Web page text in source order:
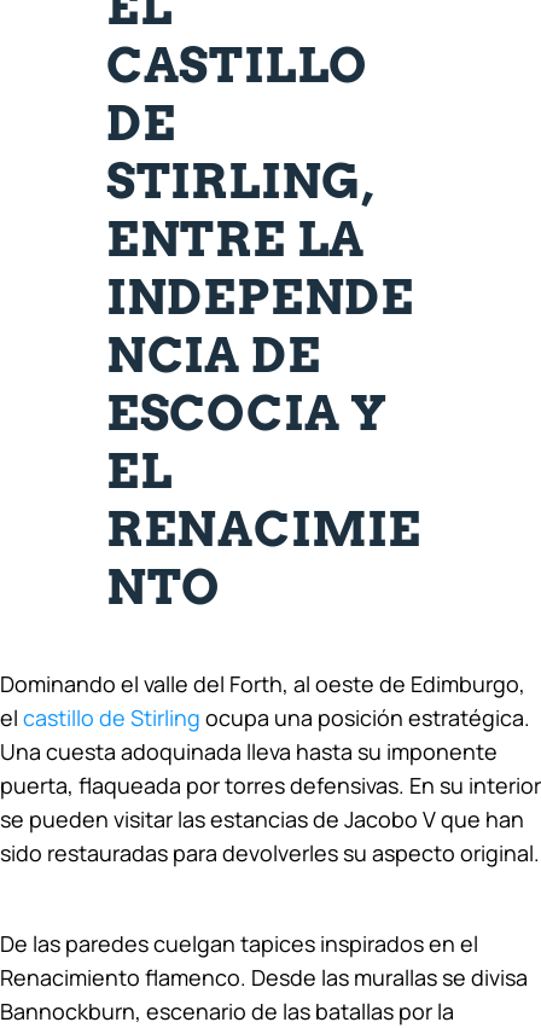
CASTILLO
DE
STIRLING,
ENTRE LA
INDEPENDE
NCIA DE
ESCOCIA Y
EL
RENACIMIE
NTO
Dominando el valle del Forth, al oeste de Edimburgo,
el castillo de Stirling ocupa una posición estratégica.
Una cuesta adoquinada lleva hasta su imponente
puerta, flaqueada por torres defensivas. En su interior
se pueden visitar las estancias de Jacobo V que han
sido restauradas para devolverles su aspecto original.
De las paredes cuelgan tapices inspirados en el
Renacimiento flamenco. Desde las murallas se divisa
Bannockburn, escenario de las batallas por la